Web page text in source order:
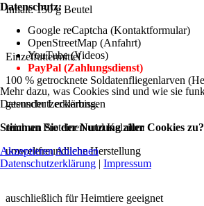
Inhalt: 150 g Beutel
Einzelfuttermittel
100 % getrocknete Soldatenfliegenlarven
gesunder Leckerbissen
reich an Proteinen und Kalzium
umweltfreundliche Herstellung
auschließlich für Heimtiere geeignet
Datenschutz:
Google reCaptcha (Kontaktformular)
OpenStreetMap (Anfahrt)
YouTube (Videos)
PayPal (Zahlungsdienst)
Mehr dazu, was Cookies sind und wie sie
Datenschutzerklärung.
Stimmen Sie der Nutzung aller Cookies zu?
AkzeptierenAblehnen
Datenschutzerklärung | Impressum